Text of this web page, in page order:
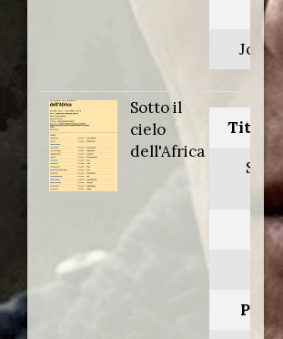
Joe
Sotto il
cielo
dell'Africa
Titolo